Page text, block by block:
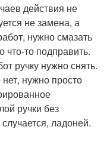
действия не
не замена, а
нужно смазать
что-то подправить.
ручку нужно снять.
нужно просто
ручки без
ладоней.